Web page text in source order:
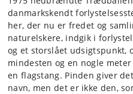
danmarkskendt
her, der nu er fredet og
naturelskere, indgik i
og et storslået udsigtspunkt,
mindesten og en nogle
en flagstang. Pinden giver
navn, men det er ikke den,